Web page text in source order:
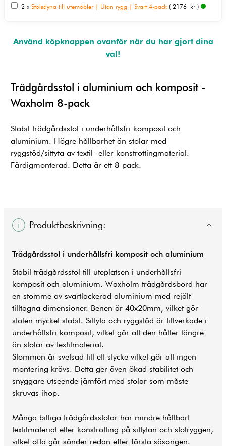
2 x Stolsdyna till utemöbler | Utan rygg | Svart 4-pack ( 2176 kr )
Använd köpknappen ovanför när du har gjort dina
val!
Trädgårdsstol i aluminium och komposit -
Waxholm 8-pack
Stabil trädgårdsstol i underhållsfri komposit och
aluminium. Högre hållbarhet än stolar med
ryggstöd/sittyta av textil- eller konstrottingmaterial.
Färdigmonterad. Detta är ett 8-pack.
Produktbeskrivning:
Trädgårdsstol i underhållsfri komposit och aluminium
Stabil trädgårdsstol till uteplatsen i underhållsfri
komposit och aluminium. Waxholm trädgårdsbord har
en stomme av svartlackerad aluminium med rejält
tilltagna dimensioner. Benen är 40x20mm, vilket gör
stolen mycket stabil. Sittyta och ryggstöd är tillverkade i
underhållsfri komposit, vilket gör att den håller längre
än stolar av textilmaterial.
Stommen är svetsad till ett stycke vilket gör att ingen
montering krävs. Detta ger även ökad stabilitet och
snyggare utseende jämfört med stolar som måste
skruvas ihop.
Många billiga trädgårdsstolar har mindre hållbart
textilmaterial eller konstrotting på sittytan och stolryggen,
vilket ofta går sönder redan efter första säsongen.